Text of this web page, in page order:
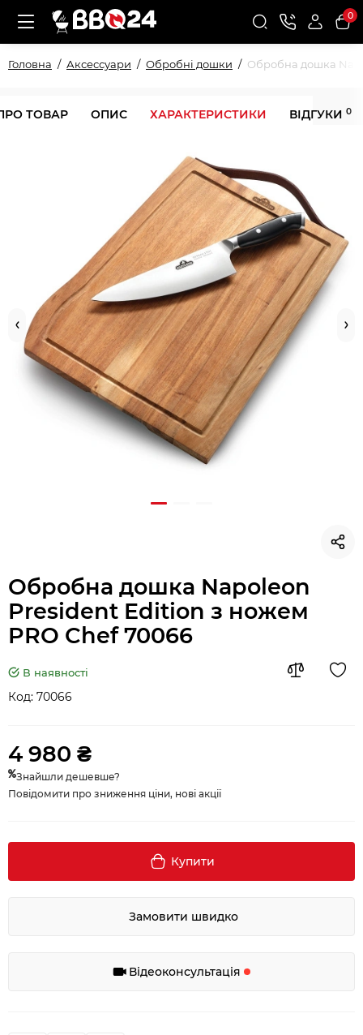
0
Головна Аксессуари Обробні дошки Обробна дошка
ТОВАР ОПИС ХАРАКТЕРИСТИКИ ВІДГУКИ 0
Обробна дошка Napoleon
President Edition з ножем
PRO Chef 70066
В наявності
Код: 70066
4 980 ₴
Знайшли дешевше?
Повідомити про зниження ціни, нові акції
Купити
Замовити швидко
Відеоконсультація